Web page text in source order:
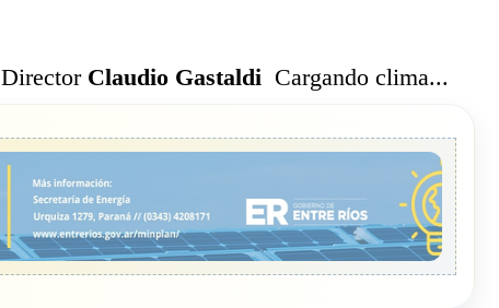
Director Claudio Gastaldi Cargando clima...